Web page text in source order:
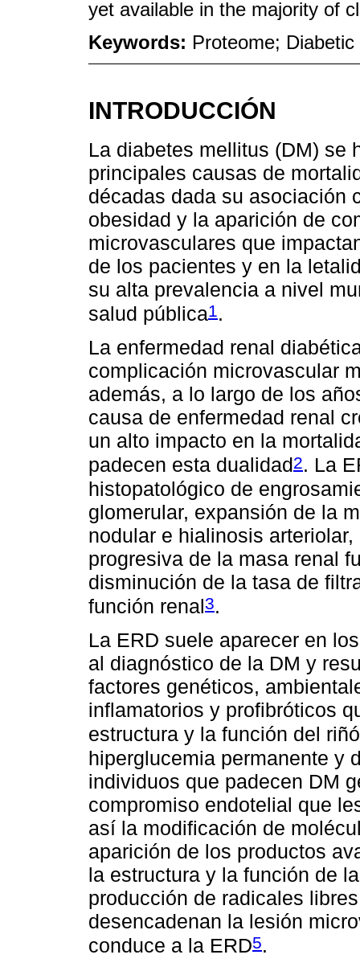
yet available in the majority of
Keywords: Proteome;
INTRODUCCIÓN
La diabetes mellitus (DM) se
principales causas de
décadas dada su asociación
obesidad y la aparición de
microvasculares que
de los pacientes y en la
su alta prevalencia a nivel
salud pública1.
La enfermedad renal
complicación microvascular
además, a lo largo de los
causa de enfermedad renal
un alto impacto en la
padecen esta dualidad2. La
histopatológico de
glomerular, expansión de la
nodular e hialinosis
progresiva de la masa renal
disminución de la tasa de
función renal3.
La ERD suele aparecer en
al diagnóstico de la DM y
factores genéticos,
inflamatorios y profibróticos
estructura y la función del
hiperglucemia permanente y
individuos que padecen DM
compromiso endotelial que
así la modificación de
aparición de los productos
la estructura y la función de
producción de radicales
desencadenan la lesión
conduce a la ERD5.